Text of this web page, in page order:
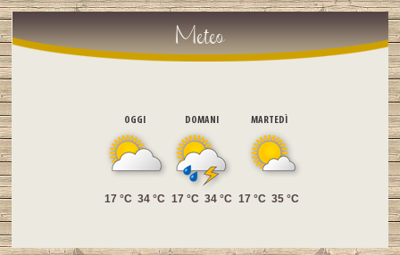
Meteo
OGGI DOMANI MARTEDÌ
17 °C 34 °C 17 °C 34 °C 17 °C 35 °C